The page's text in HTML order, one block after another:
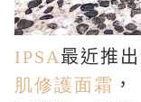
IPSA最近推出
肌修護面霜 ，